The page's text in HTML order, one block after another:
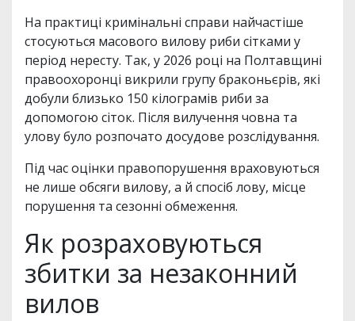
На практиці кримінальні справи найчастіше
стосуються масового вилову риби сітками у
період нересту. Так, у 2026 році на Полтавщині
правоохоронці викрили групу браконьєрів, які
добули близько 150 кілограмів риби за
допомогою сіток. Після вилучення човна та
улову було розпочато досудове розслідування.
Під час оцінки правопорушення враховуються
не лише обсяги вилову, а й спосіб лову, місце
порушення та сезонні обмеження.
Як розраховуються
збитки за незаконний
вилов